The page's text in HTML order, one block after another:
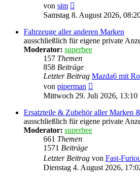
von sim
Beitrag
Samstag 8. August 2026,
Fahrzeuge aller anderen Marken
ausschließlich für eigene private
Moderator: superbee
157 Themen
858 Beiträge
Letzter Beitrag Mazda6 mit
von piperman
Beitrag
Mittwoch 29. Juli 2026, 13:10
Ersatzteile & Zubehör aller Marken
ausschließlich für eigene private
Moderator: superbee
661 Themen
1571 Beiträge
Letzter Beitrag von Fast-
Dienstag 4. August 2026,